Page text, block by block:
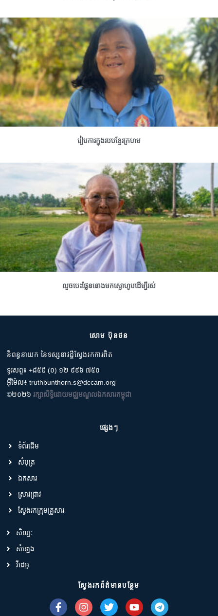
រៀបការក្នុងរបបខ្មែរក្រហម
លួចបេះផ្លែននោងមកស្ងោហូបដើម្បីរស់
សោម ប៊ុនថន
និពន្ធនាយក នៃទស្សនាវដ្តីស្វែងរកការពិត
ទូរសព្ទ៖ +៨៥៥ (០) ១២ ៩៩៦ ៧៥០
អ៊ីម៉ែល៖ truthbunthorn.s@dccam.org
©២០២៦ រក្សាសិទ្ធិដោយមជ្ឈមណ្ឌលឯកសារកម្ពុជា
ផ្សេងៗ
ទំព័រដើម
សំបុត្រ
ឯកសារ
ស្រាវជ្រាវ
ស្វែងរកក្រុមគ្រួសារ
សិល្បៈ
សំឡេង
វីដេអូ
ស្វែងរកព័ត៌មានបន្ថែម